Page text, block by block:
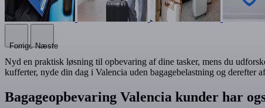
Forrige Næste
Nyd en praktisk løsning til opbevaring af dine tasker, mens du
kufferter, nyde din dag i Valencia uden bagagebelastning og derefter
Bagageopbevaring Valencia kunder har